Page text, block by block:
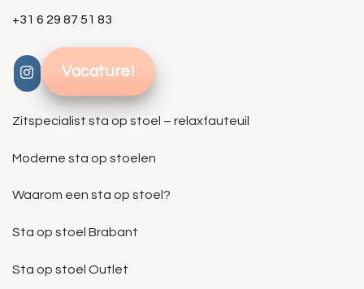
+31 6 29 87 51 83
Vacature!
Zitspecialist sta op stoel – relaxfauteuil
Moderne sta op stoelen
Waarom een sta op stoel?
Sta op stoel Brabant
Sta op stoel Outlet